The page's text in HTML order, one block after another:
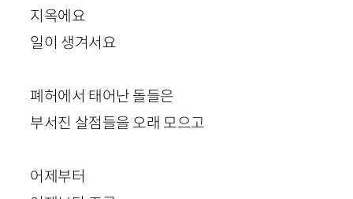
지옥에요
일이 생겨서요
폐허에서 태어난 돌들은
부서진 살점들을 오래 모으고
어제부터